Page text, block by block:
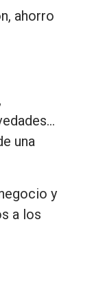
ahorro
una
y
a los